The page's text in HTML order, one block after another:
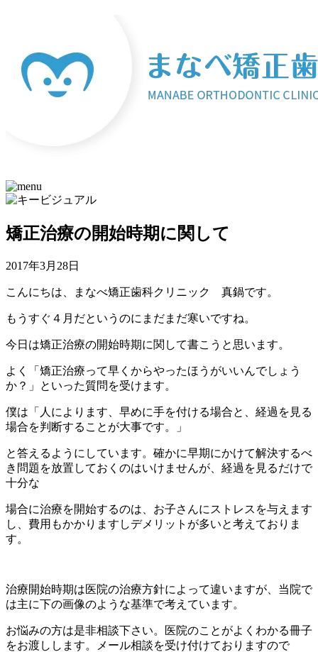
矯正治療の開始時期に関して
2017年3月28日
こんにちは、まなべ矯正歯科クリニック 真鍋です。
もうすぐ４月だというのにまだまだ寒いですね。
今日は矯正治療の開始時期に関して書こうと思います。
よく「矯正治療って早くからやったほうがいいんでしょう
か？」といった質問を受けます。
僕は「人によります、早めに手を付ける場合と、経過を見る
場合を判断することが大事です。」
と答えるようにしています。確かに早期にかけて解決するべ
き問題を放置しておくのはいけませんが、経過を見るだけで
十分な
場合に治療を開始するのは、お子さんにストレスを与えます
し、費用もかかりますしデメリットが多いと考えておりま
す。
治療開始時期は医院の治療方針によって違いますが、当院で
は主に下の画像のような基準で考えています。
お悩みの方は是非相談下さい。医院のことがよくわかる冊子
をお渡しします。メール相談を受け付けておりますので